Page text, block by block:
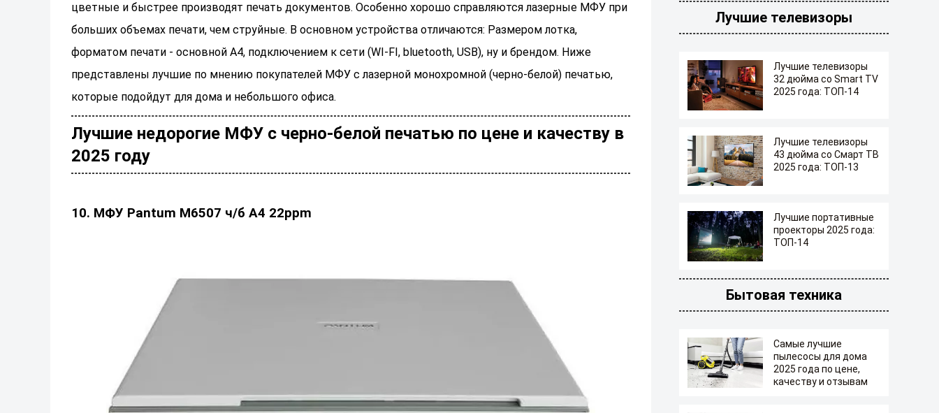
цветные и быстрее производят печать документов. Особенно хорошо справляются лазерные МФУ при
больших объемах печати, чем струйные. В основном устройства отличаются: Размером лотка,
форматом печати - основной А4, подключением к сети (WI-FI, bluetooth, USB), ну и брендом. Ниже
представлены лучшие по мнению покупателей МФУ с лазерной монохромной (черно-белой) печатью,
которые подойдут для дома и небольшого офиса.
Лучшие недорогие МФУ с черно-белой печатью по цене и качеству в
2025 году
10. МФУ Pantum M6507 ч/б А4 22ppm
Лучшие телевизоры
Лучшие телевизоры
32 дюйма со Smart TV
2025 года: ТОП-14
Лучшие телевизоры
43 дюйма со Смарт ТВ
2025 года: ТОП-13
Лучшие портативные
проекторы 2025 года:
ТОП-14
Бытовая техника
Самые лучшие
пылесосы для дома
2025 года по цене,
качеству и отзывам